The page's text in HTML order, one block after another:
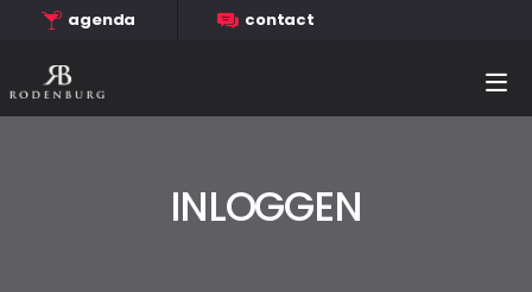
agenda contact
INLOGGEN